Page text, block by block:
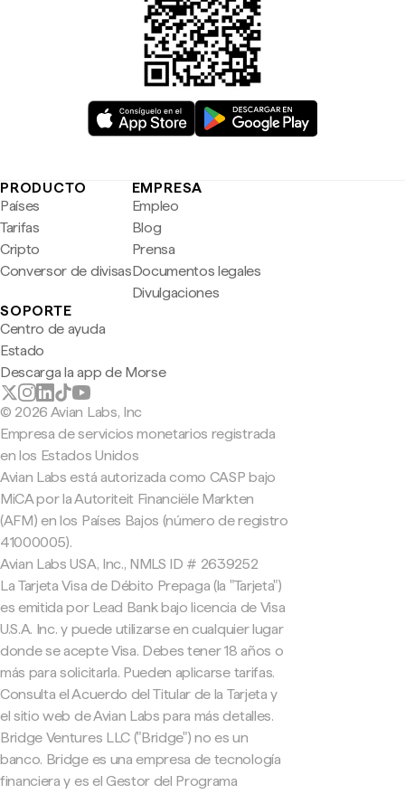
PRODUCTO
Países
Tarifas
Cripto
Conversor de divisas
EMPRESA
Empleo
Blog
Prensa
Documentos legales
Divulgaciones
SOPORTE
Centro de ayuda
Estado
Descarga la app de Morse
© 2026 Avian Labs, Inc
Empresa de servicios monetarios registrada
en los Estados Unidos
Avian Labs está autorizada como CASP bajo
MiCA por la Autoriteit Financiële Markten
(AFM) en los Países Bajos (número de registro
41000005).
Avian Labs USA, Inc., NMLS ID # 2639252
La Tarjeta Visa de Débito Prepaga (la "Tarjeta")
es emitida por Lead Bank bajo licencia de Visa
U.S.A. Inc. y puede utilizarse en cualquier lugar
donde se acepte Visa. Debes tener 18 años o
más para solicitarla. Pueden aplicarse tarifas.
Consulta el Acuerdo del Titular de la Tarjeta y
el sitio web de Avian Labs para más detalles.
Bridge Ventures LLC ("Bridge") no es un
banco. Bridge es una empresa de tecnología
financiera y es el Gestor del Programa